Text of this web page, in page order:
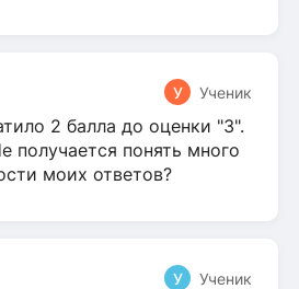
У Ученик
2 балла до оценки "3".
понять много
моих ответов?
У Ученик